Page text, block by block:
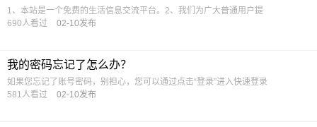
1、本站是一个免费的生活信息交流平台。2、我们为广大普通用户提
690人看过
02-10发布
我的密码忘记了怎么办？
如果您忘记了账号密码，别担心，您可以通过点击“登录”进入快速登录
581人看过
02-10发布